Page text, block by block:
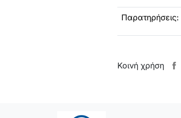
Παρατηρήσεις:
Κοινή χρήση